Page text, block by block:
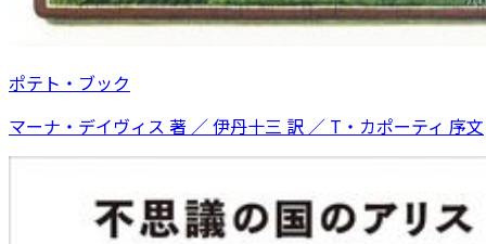
ポテト・ブック
マーナ・デイヴィス 著 ／ 伊丹十三 訳 ／ T・カポーティ 序文